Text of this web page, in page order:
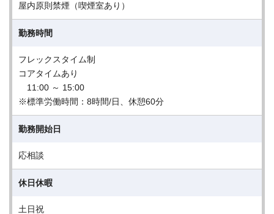
屋内原則禁煙（喫煙室あり）
勤務時間
フレックスタイム制
コアタイムあり
11:00 ～ 15:00
※標準労働時間：8時間/日、休憩60分
勤務開始日
応相談
休日休暇
土日祝